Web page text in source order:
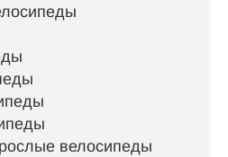
велосипеды